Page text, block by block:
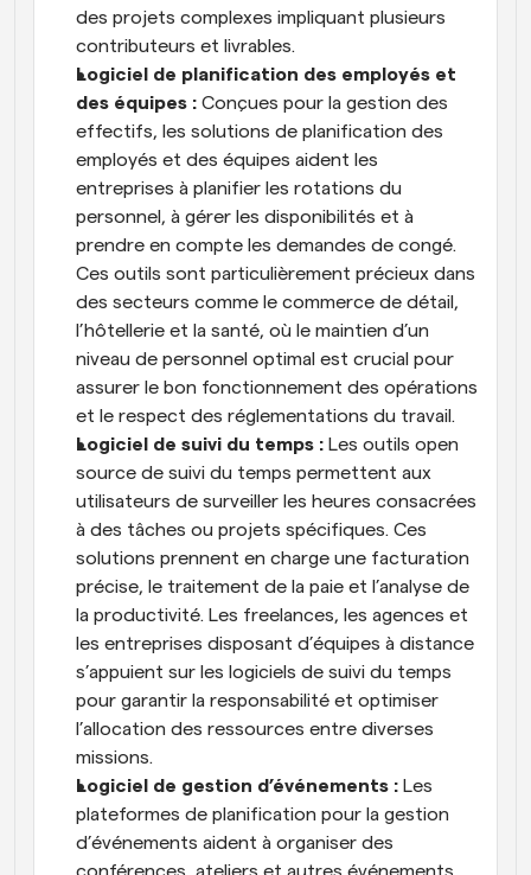
des projets complexes impliquant plusieurs
contributeurs et livrables.
Logiciel de planification des employés et
des équipes : Conçues pour la gestion des
effectifs, les solutions de planification des
employés et des équipes aident les
entreprises à planifier les rotations du
personnel, à gérer les disponibilités et à
prendre en compte les demandes de congé.
Ces outils sont particulièrement précieux dans
des secteurs comme le commerce de détail,
l’hôtellerie et la santé, où le maintien d’un
niveau de personnel optimal est crucial pour
assurer le bon fonctionnement des opérations
et le respect des réglementations du travail.
Logiciel de suivi du temps : Les outils open
source de suivi du temps permettent aux
utilisateurs de surveiller les heures consacrées
à des tâches ou projets spécifiques. Ces
solutions prennent en charge une facturation
précise, le traitement de la paie et l’analyse de
la productivité. Les freelances, les agences et
les entreprises disposant d’équipes à distance
s’appuient sur les logiciels de suivi du temps
pour garantir la responsabilité et optimiser
l’allocation des ressources entre diverses
missions.
Logiciel de gestion d’événements : Les
plateformes de planification pour la gestion
d’événements aident à organiser des